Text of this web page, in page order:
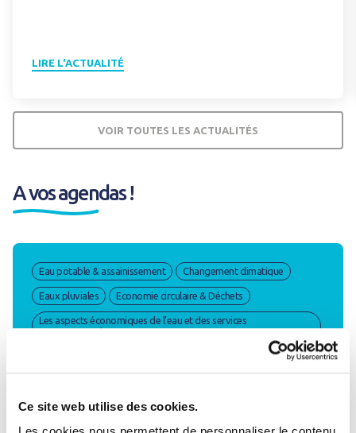
Ce site web utilise des cookies.
LIRE L'ACTUALITÉ
VOIR TOUTES LES ACTUALITÉS
A vos agendas !
Eau potable & assainissement Changement climatique
Eaux pluviales Economie circulaire & Déchets
Les aspects économiques de l'eau et des services
environnementaux
Parcours de sensibilisation pour les élus :